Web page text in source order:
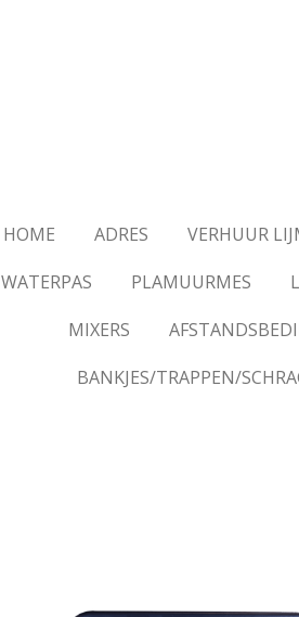
HOME ADRES VERHUUR
WATERPAS
PLAMUURMES
MIXERS
BANKJES/TRAPPEN/